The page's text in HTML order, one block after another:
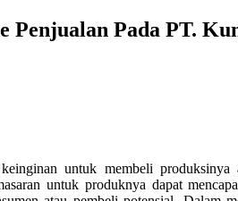
Penjualan Pada PT.
untuk membeli
untuk produknya dapat